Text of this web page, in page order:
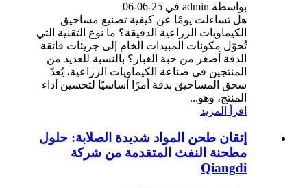
بواسطة admin في 25-06-06
هل تساءلت يومًا عن كيفية تصنيع مساحيق
الكيماويات الزراعية الدقيقة؟ ما نوع التقنية التي
تُحوّل مكونات المبيدات الخام إلى جزيئات فائقة
الدقة أصغر من حبة الغبار؟ بالنسبة للعديد من
المنتجين في صناعة الكيماويات الزراعية، يُعدّ
سحق المساحيق بدقة أمرًا أساسيًا لتحسين أداء
المنتج، وهو...
اقرأ المزيد
إتقان طحن المواد شديدة الصلابة: حلول
مطحنة النفث المتقدمة من شركة
Qiangdi